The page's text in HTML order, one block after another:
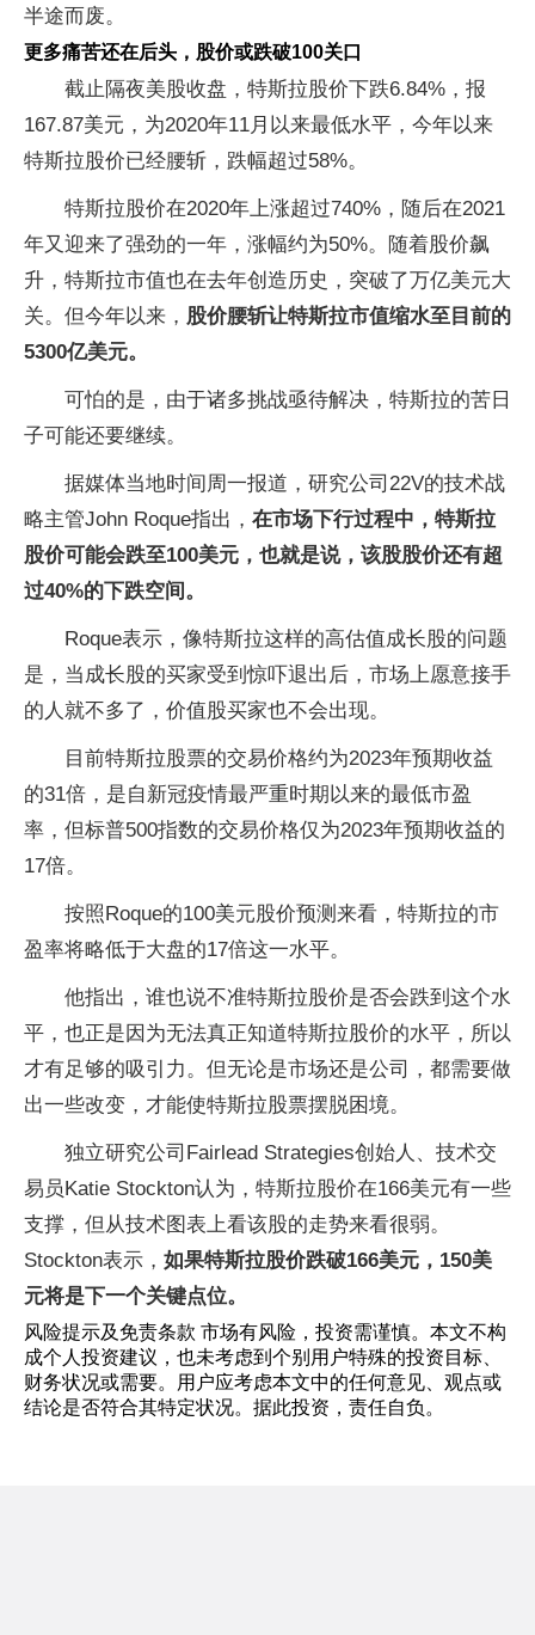
半途而废。
更多痛苦还在后头，股价或跌破100关口
截止隔夜美股收盘，特斯拉股价下跌6.84%，报
167.87美元，为2020年11月以来最低水平，今年以来
特斯拉股价已经腰斩，跌幅超过58%。
特斯拉股价在2020年上涨超过740%，随后在2021
年又迎来了强劲的一年，涨幅约为50%。随着股价飙
升，特斯拉市值也在去年创造历史，突破了万亿美元大
关。但今年以来， 股价腰斩让特斯拉市值缩水至目前的
5300亿美元。
可怕的是，由于诸多挑战亟待解决，特斯拉的苦日
子可能还要继续。
据媒体当地时间周一报道，研究公司22V的技术战
略主管John Roque指出， 在市场下行过程中，特斯拉
股价可能会跌至100美元，也就是说，该股股价还有超
过40%的下跌空间。
Roque表示，像特斯拉这样的高估值成长股的问题
是，当成长股的买家受到惊吓退出后，市场上愿意接手
的人就不多了，价值股买家也不会出现。
目前特斯拉股票的交易价格约为2023年预期收益
的31倍，是自新冠疫情最严重时期以来的最低市盈
率，但标普500指数的交易价格仅为2023年预期收益的
17倍。
按照Roque的100美元股价预测来看，特斯拉的市
盈率将略低于大盘的17倍这一水平。
他指出，谁也说不准特斯拉股价是否会跌到这个水
平，也正是因为无法真正知道特斯拉股价的水平，所以
才有足够的吸引力。但无论是市场还是公司，都需要做
出一些改变，才能使特斯拉股票摆脱困境。
独立研究公司Fairlead Strategies创始人、技术交
易员Katie Stockton认为，特斯拉股价在166美元有一些
支撑，但从技术图表上看该股的走势来看很弱。
Stockton表示， 如果特斯拉股价跌破166美元，150美
元将是下一个关键点位。
风险提示及免责条款 市场有风险，投资需谨慎。本文不构
成个人投资建议，也未考虑到个别用户特殊的投资目标、
财务状况或需要。用户应考虑本文中的任何意见、观点或
结论是否符合其特定状况。据此投资，责任自负。